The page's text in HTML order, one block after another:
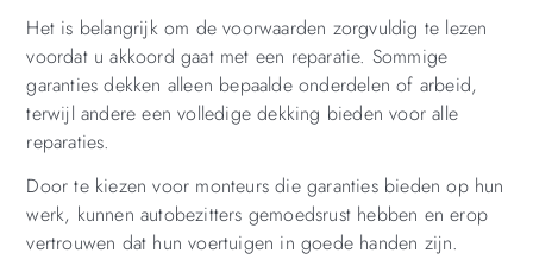
Het is belangrijk om de voorwaarden zorgvuldig te lezen
voordat u akkoord gaat met een reparatie. Sommige
garanties dekken alleen bepaalde onderdelen of arbeid,
terwijl andere een volledige dekking bieden voor alle
reparaties.
Door te kiezen voor monteurs die garanties bieden op hun
werk, kunnen autobezitters gemoedsrust hebben en erop
vertrouwen dat hun voertuigen in goede handen zijn.